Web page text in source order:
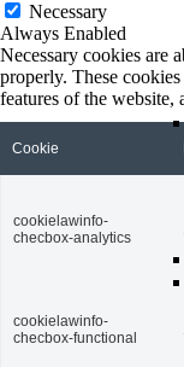
Necessary
Always Enabled
Necessary cookies are
properly. These
features of the website,
Cookie
cookielawinfo-
checbox-analytics
cookielawinfo-
checbox-functional